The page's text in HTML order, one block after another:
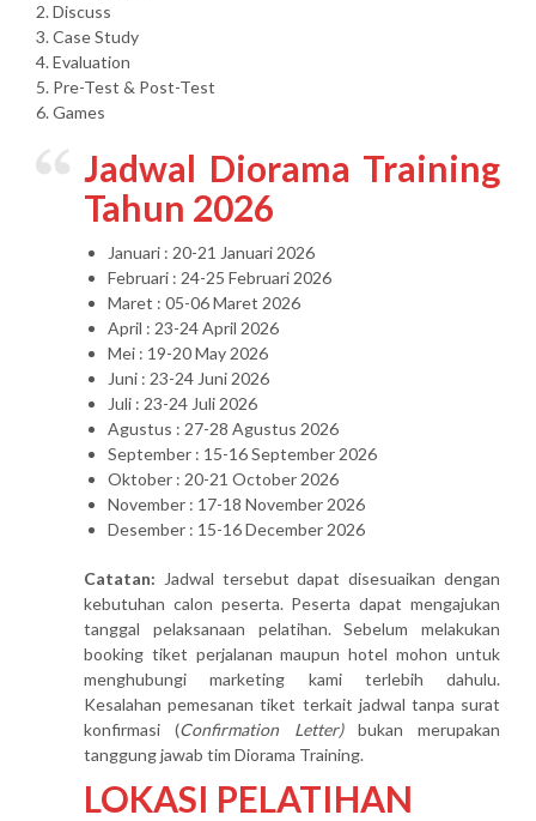
2. Discuss
3. Case Study
4. Evaluation
5. Pre-Test & Post-Test
6. Games
Jadwal Diorama Training
Tahun 2026
Januari : 20-21 Januari 2026
Februari : 24-25 Februari 2026
Maret : 05-06 Maret 2026
April : 23-24 April 2026
Mei : 19-20 May 2026
Juni : 23-24 Juni 2026
Juli : 23-24 Juli 2026
Agustus : 27-28 Agustus 2026
September : 15-16 September 2026
Oktober : 20-21 October 2026
November : 17-18 November 2026
Desember : 15-16 December 2026
Catatan: Jadwal tersebut dapat disesuaikan dengan
kebutuhan calon peserta. Peserta dapat mengajukan
tanggal pelaksanaan pelatihan. Sebelum melakukan
booking tiket perjalanan maupun hotel mohon untuk
menghubungi marketing kami terlebih dahulu.
Kesalahan pemesanan tiket terkait jadwal tanpa surat
konfirmasi (Confirmation Letter)bukan merupakan
tanggung jawab tim Diorama Training.
LOKASI PELATIHAN